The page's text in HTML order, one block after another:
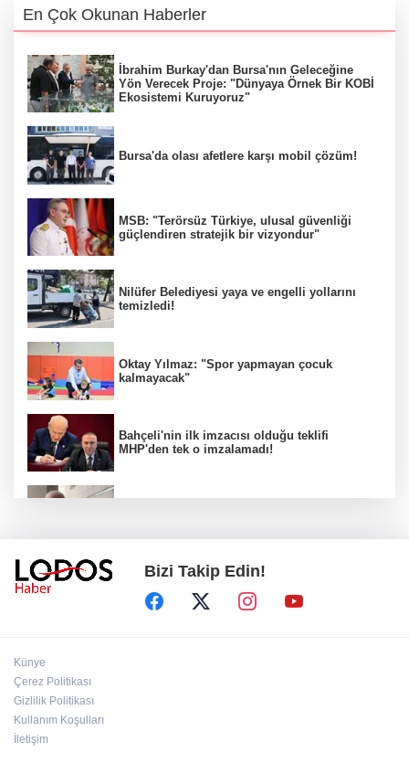
En Çok Okunan Haberler
İbrahim Burkay'dan Bursa'nın Geleceğine
Yön Verecek Proje: "Dünyaya Örnek Bir KOBİ
Ekosistemi Kuruyoruz"
Bursa'da olası afetlere karşı mobil çözüm!
MSB: "Terörsüz Türkiye, ulusal güvenliği
güçlendiren stratejik bir vizyondur"
Nilüfer Belediyesi yaya ve engelli yollarını
temizledi!
Oktay Yılmaz: "Spor yapmayan çocuk
kalmayacak"
Bahçeli'nin ilk imzacısı olduğu teklifi
MHP'den tek o imzalamadı!
Zafer Partisi Genel Başkanı Özdağ:
eminim."!
Bizi Takip Edin!
Künye
Çerez Politikası
Gizlilik Politikası
Kullanım Koşulları
İletişim